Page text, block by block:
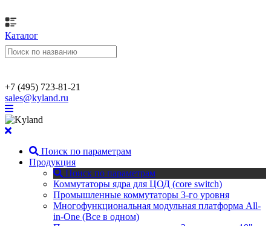
Каталог
+7 (495) 723-81-21
sales@kyland.ru
Поиск по параметрам
Продукция
Поиск по параметрам
Коммутаторы ядра для ЦОД (core switch)
Промышленные коммутаторы 3-го уровня
Многофункциональная модульная платформа All-
in-One (Все в одном)